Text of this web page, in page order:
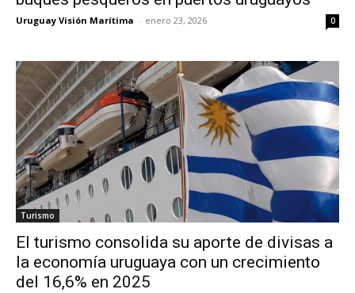
Uruguay Visión Marítima - enero 23, 2026 0
Turismo
El turismo consolida su aporte de divisas a
la economía uruguaya con un crecimiento
del 16,6% en 2025